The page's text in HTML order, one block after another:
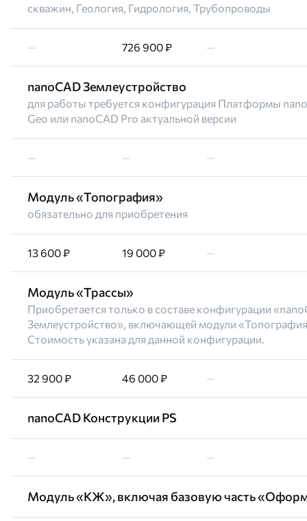
скважин, Геология, Гидрология, Трубопроводы
— 726 900 ₽ —
nanoCAD Землеустройство
для работы требуется конфигурация Платформы
Geo или nanoCAD Pro актуальной версии
— — —
Модуль «Топография»
обязательно для приобретения
13 600 ₽ 19 000 ₽ —
Модуль «Трассы»
Приобретается только в составе конфигурации
Землеустройство», включающей модули
Стоимость указана для данной конфигурации.
32 900 ₽ 46 000 ₽ —
nanoCAD Конструкции PS
— — —
Модуль «КЖ», включая базовую часть